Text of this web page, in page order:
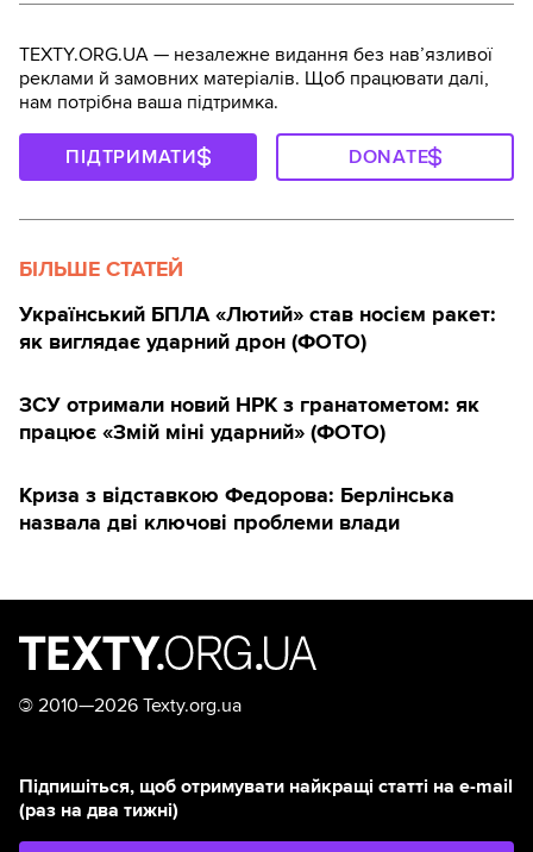
TEXTY.ORG.UA — незалежне видання без навʼязливої
реклами й замовних матеріалів. Щоб працювати далі,
нам потрібна ваша підтримка.
ПІДТРИМАТИ DONATE
БІЛЬШЕ СТАТЕЙ
Український БПЛА «Лютий» став носієм ракет:
як виглядає ударний дрон (ФОТО)
ЗСУ отримали новий НРК з гранатометом: як
працює «Змій міні ударний» (ФОТО)
Криза з відставкою Федорова: Берлінська
назвала дві ключові проблеми влади
© 2010—2026 Texty.org.ua
Підпишіться, щоб отримувати найкращі статті на e-mail
(раз на два тижні)